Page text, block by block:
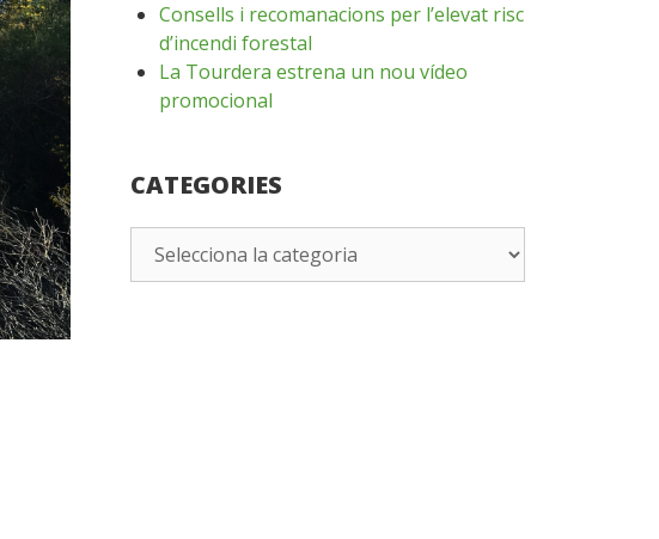
Consells i recomanacions per l’elevat risc
d’incendi forestal
La Tourdera estrena un nou vídeo
promocional
CATEGORIES